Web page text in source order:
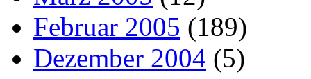
Februar 2005 (189)
Dezember 2004 (5)